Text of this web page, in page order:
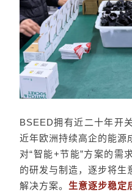
BSEED拥有近二十年开
近年欧洲持续高企的能源
对“智能+节能”方案的需
的研发与制造，逐步将生
解决方案。 生意逐步稳定